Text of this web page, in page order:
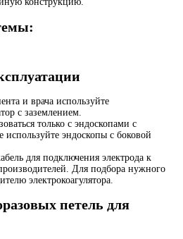
и врача используйте
с заземлением.
только с эндоскопами с
эндоскопы с боковой
для подключения электрода к
Для подбора нужного
электрокоагулятора.
петель для